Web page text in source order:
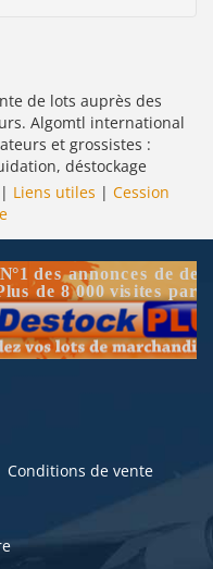
de lots auprès des
Algomtl international
et grossistes :
déstockage
Liens utiles | Cession
Conditions de vente